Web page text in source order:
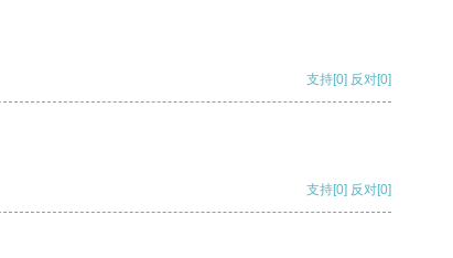
支持[0] 反对[0]
支持[0] 反对[0]